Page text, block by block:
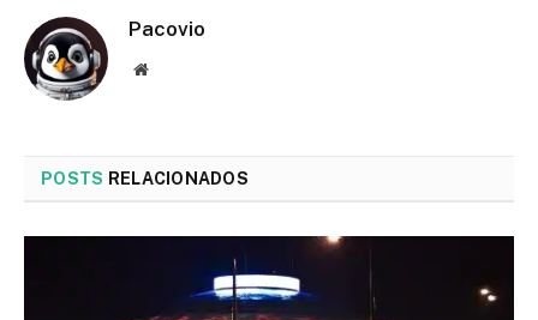
Pacovio
Website
POSTS RELACIONADOS